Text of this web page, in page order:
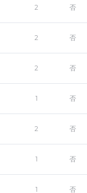
2 否
2 否
2 否
1 否
2 否
1 否
1 否